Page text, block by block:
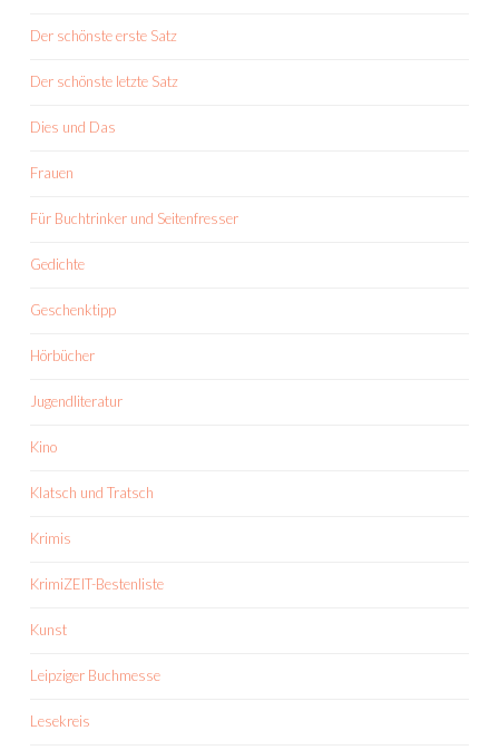
Der schönste erste Satz
Der schönste letzte Satz
Dies und Das
Frauen
Für Buchtrinker und Seitenfresser
Gedichte
Geschenktipp
Hörbücher
Jugendliteratur
Kino
Klatsch und Tratsch
Krimis
KrimiZEIT-Bestenliste
Kunst
Leipziger Buchmesse
Lesekreis